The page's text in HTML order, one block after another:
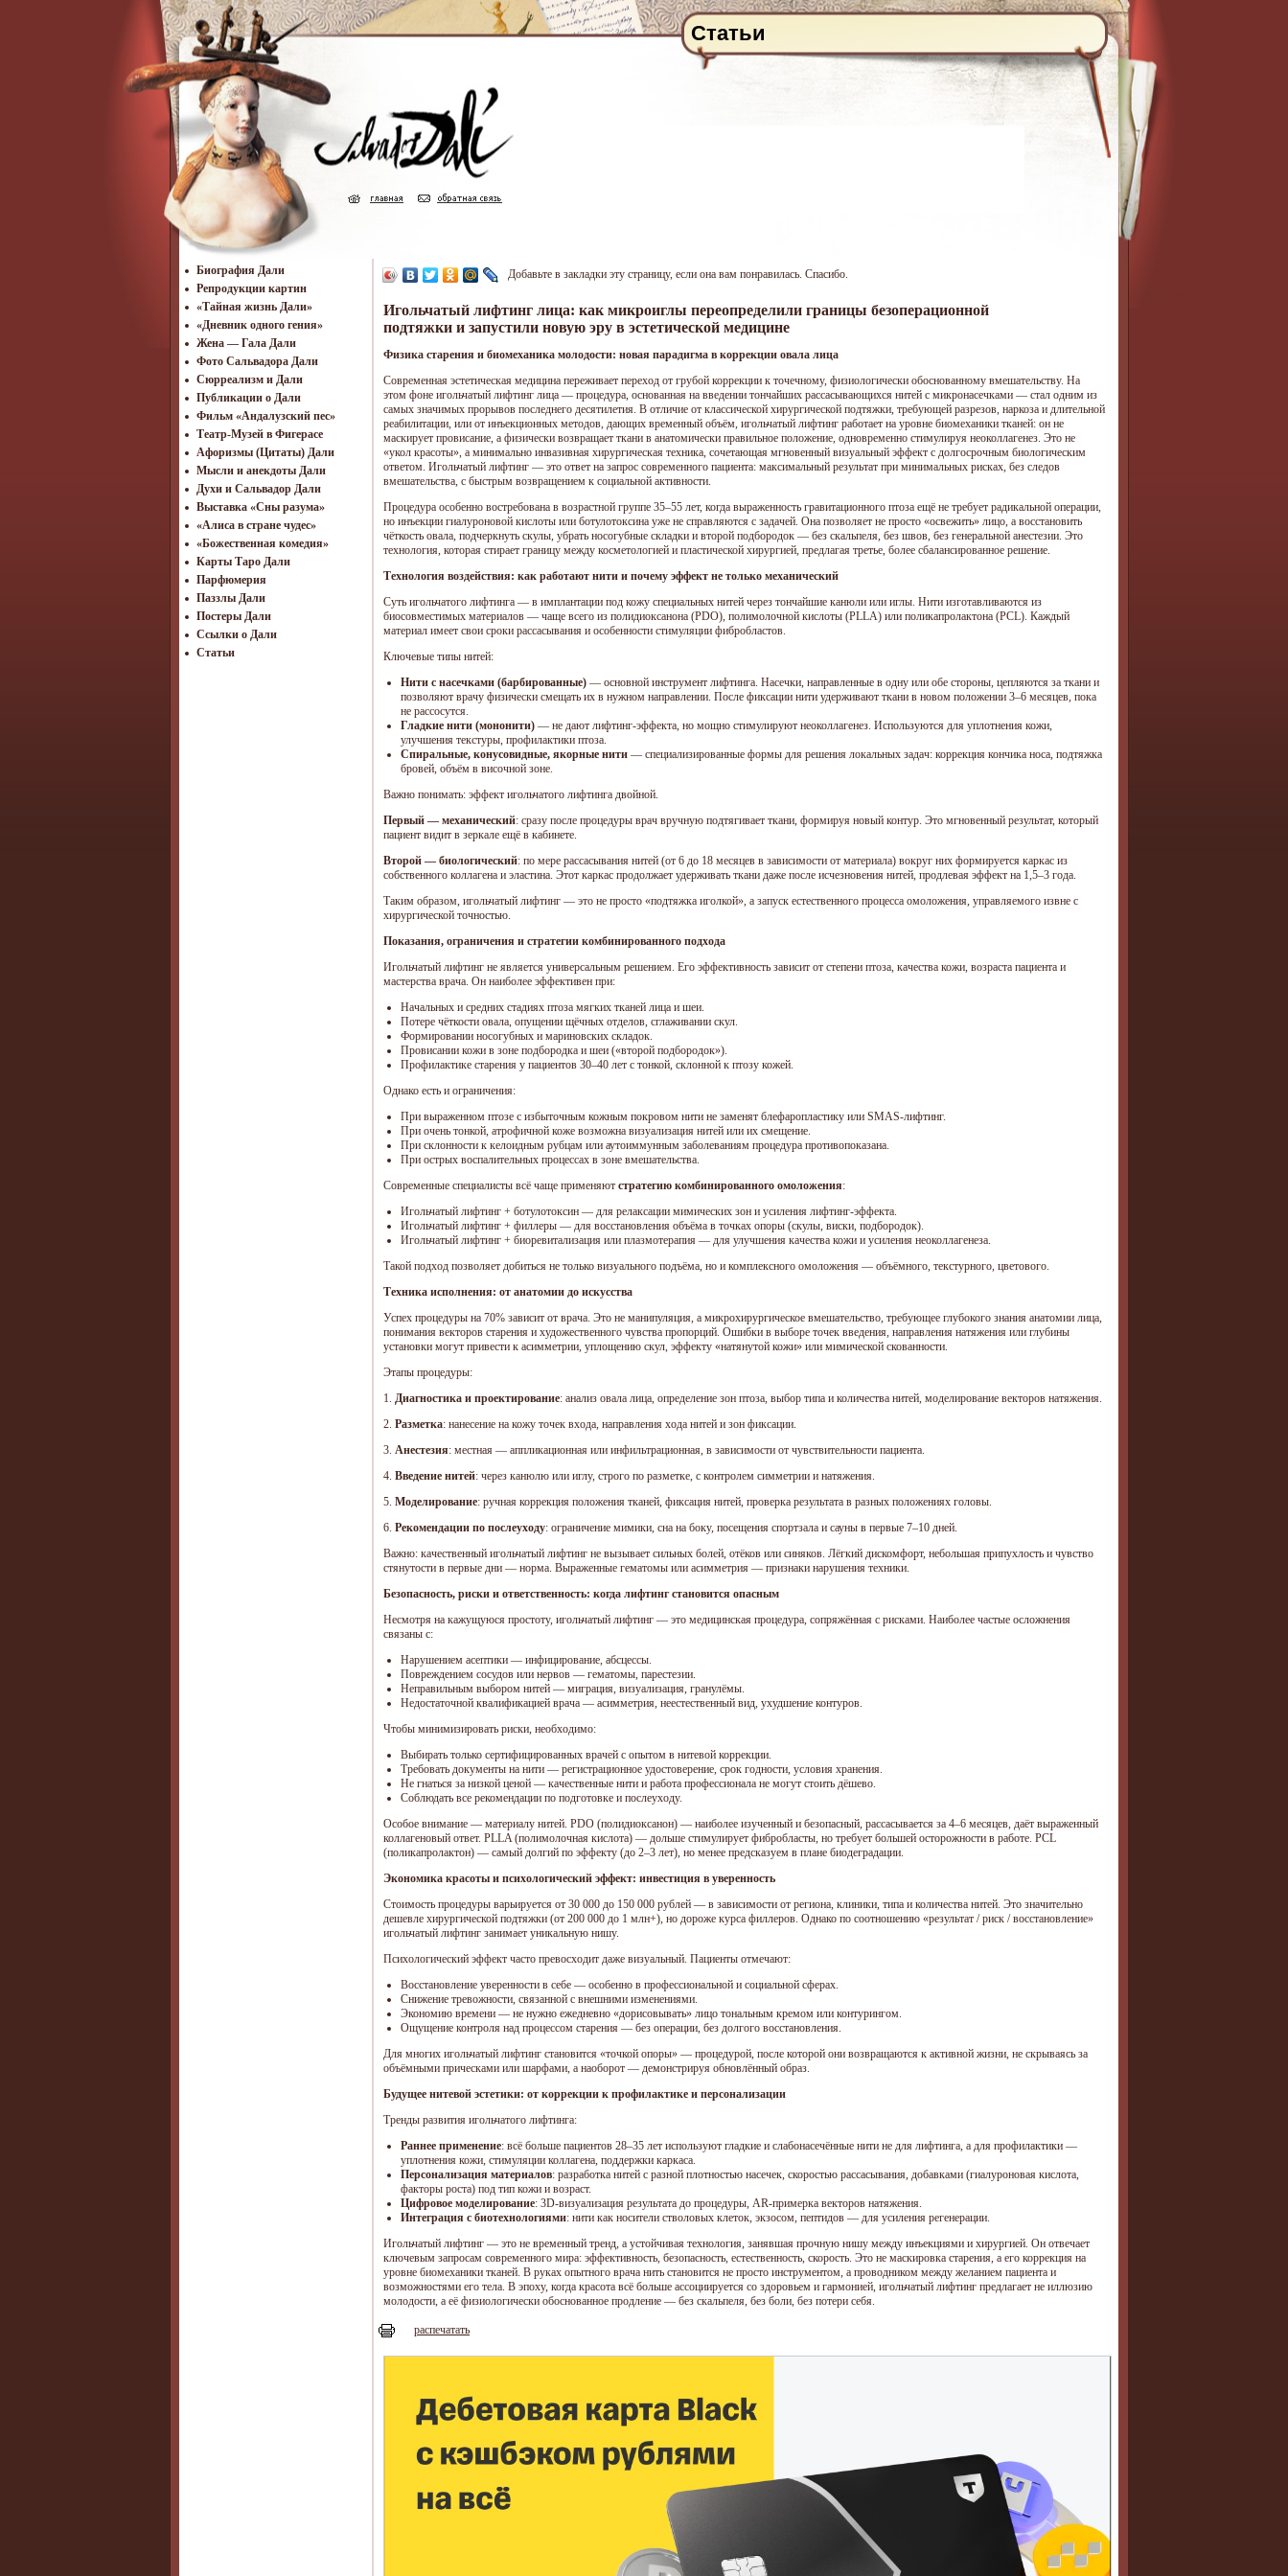
Статьи
Биография Дали
Репродукции картин
«Тайная жизнь Дали»
«Дневник одного гения»
Жена — Гала Дали
Фото Сальвадора Дали
Cюрреализм и Дали
Публикации о Дали
Фильм «Андалузский пес»
Театр-Музей в Фигерасе
Афоризмы (Цитаты) Дали
Мысли и анекдоты Дали
Духи и Сальвадор Дали
Выставка «Сны разума»
«Алиса в стране чудес»
«Божественная комедия»
Карты Таро Дали
Парфюмерия
Паззлы Дали
Постеры Дали
Ссылки о Дали
Статьи
Добавьте в закладки эту страницу, если она вам понравилась. Спасибо.
Игольчатый лифтинг лица: как микроиглы переопределили границы безоперационной
подтяжки и запустили новую эру в эстетической медицине
Физика старения и биомеханика молодости: новая парадигма в коррекции овала лица
Современная эстетическая медицина переживает переход от грубой коррекции к точечному, физиологически обоснованному вмешательству. На
этом фоне игольчатый лифтинг лица — процедура, основанная на введении тончайших рассасывающихся нитей с микронасечками — стал одним из
самых значимых прорывов последнего десятилетия. В отличие от классической хирургической подтяжки, требующей разрезов, наркоза и длительной
реабилитации, или от инъекционных методов, дающих временный объём, игольчатый лифтинг работает на уровне биомеханики тканей: он не
маскирует провисание, а физически возвращает ткани в анатомически правильное положение, одновременно стимулируя неоколлагенез. Это не
«укол красоты», а минимально инвазивная хирургическая техника, сочетающая мгновенный визуальный эффект с долгосрочным биологическим
ответом. Игольчатый лифтинг — это ответ на запрос современного пациента: максимальный результат при минимальных рисках, без следов
вмешательства, с быстрым возвращением к социальной активности.
Процедура особенно востребована в возрастной группе 35–55 лет, когда выраженность гравитационного птоза ещё не требует радикальной операции,
но инъекции гиалуроновой кислоты или ботулотоксина уже не справляются с задачей. Она позволяет не просто «освежить» лицо, а восстановить
чёткость овала, подчеркнуть скулы, убрать носогубные складки и второй подбородок — без скальпеля, без швов, без генеральной анестезии. Это
технология, которая стирает границу между косметологией и пластической хирургией, предлагая третье, более сбалансированное решение.
Технология воздействия: как работают нити и почему эффект не только механический
Суть игольчатого лифтинга — в имплантации под кожу специальных нитей через тончайшие канюли или иглы. Нити изготавливаются из
биосовместимых материалов — чаще всего из полидиоксанона (PDO), полимолочной кислоты (PLLA) или поликапролактона (PCL). Каждый
материал имеет свои сроки рассасывания и особенности стимуляции фибробластов.
Ключевые типы нитей:
Нити с насечками (барбированные) — основной инструмент лифтинга. Насечки, направленные в одну или обе стороны, цепляются за ткани и
позволяют врачу физически смещать их в нужном направлении. После фиксации нити удерживают ткани в новом положении 3–6 месяцев, пока
не рассосутся.
Гладкие нити (мононити) — не дают лифтинг-эффекта, но мощно стимулируют неоколлагенез. Используются для уплотнения кожи,
улучшения текстуры, профилактики птоза.
Спиральные, конусовидные, якорные нити — специализированные формы для решения локальных задач: коррекция кончика носа, подтяжка
бровей, объём в височной зоне.
Важно понимать: эффект игольчатого лифтинга двойной.
Первый — механический: сразу после процедуры врач вручную подтягивает ткани, формируя новый контур. Это мгновенный результат, который
пациент видит в зеркале ещё в кабинете.
Второй — биологический: по мере рассасывания нитей (от 6 до 18 месяцев в зависимости от материала) вокруг них формируется каркас из
собственного коллагена и эластина. Этот каркас продолжает удерживать ткани даже после исчезновения нитей, продлевая эффект на 1,5–3 года.
Таким образом, игольчатый лифтинг — это не просто «подтяжка иголкой», а запуск естественного процесса омоложения, управляемого извне с
хирургической точностью.
Показания, ограничения и стратегии комбинированного подхода
Игольчатый лифтинг не является универсальным решением. Его эффективность зависит от степени птоза, качества кожи, возраста пациента и
мастерства врача. Он наиболее эффективен при:
Начальных и средних стадиях птоза мягких тканей лица и шеи.
Потере чёткости овала, опущении щёчных отделов, сглаживании скул.
Формировании носогубных и мариновских складок.
Провисании кожи в зоне подбородка и шеи («второй подбородок»).
Профилактике старения у пациентов 30–40 лет с тонкой, склонной к птозу кожей.
Однако есть и ограничения:
При выраженном птозе с избыточным кожным покровом нити не заменят блефаропластику или SMAS-лифтинг.
При очень тонкой, атрофичной коже возможна визуализация нитей или их смещение.
При склонности к келоидным рубцам или аутоиммунным заболеваниям процедура противопоказана.
При острых воспалительных процессах в зоне вмешательства.
Современные специалисты всё чаще применяют стратегию комбинированного омоложения:
Игольчатый лифтинг + ботулотоксин — для релаксации мимических зон и усиления лифтинг-эффекта.
Игольчатый лифтинг + филлеры — для восстановления объёма в точках опоры (скулы, виски, подбородок).
Игольчатый лифтинг + биоревитализация или плазмотерапия — для улучшения качества кожи и усиления неоколлагенеза.
Такой подход позволяет добиться не только визуального подъёма, но и комплексного омоложения — объёмного, текстурного, цветового.
Техника исполнения: от анатомии до искусства
Успех процедуры на 70% зависит от врача. Это не манипуляция, а микрохирургическое вмешательство, требующее глубокого знания анатомии лица,
понимания векторов старения и художественного чувства пропорций. Ошибки в выборе точек введения, направления натяжения или глубины
установки могут привести к асимметрии, уплощению скул, эффекту «натянутой кожи» или мимической скованности.
Этапы процедуры:
1. Диагностика и проектирование: анализ овала лица, определение зон птоза, выбор типа и количества нитей, моделирование векторов натяжения.
2. Разметка: нанесение на кожу точек входа, направления хода нитей и зон фиксации.
3. Анестезия: местная — аппликационная или инфильтрационная, в зависимости от чувствительности пациента.
4. Введение нитей: через канюлю или иглу, строго по разметке, с контролем симметрии и натяжения.
5. Моделирование: ручная коррекция положения тканей, фиксация нитей, проверка результата в разных положениях головы.
6. Рекомендации по послеуходу: ограничение мимики, сна на боку, посещения спортзала и сауны в первые 7–10 дней.
Важно: качественный игольчатый лифтинг не вызывает сильных болей, отёков или синяков. Лёгкий дискомфорт, небольшая припухлость и чувство
стянутости в первые дни — норма. Выраженные гематомы или асимметрия — признаки нарушения техники.
Безопасность, риски и ответственность: когда лифтинг становится опасным
Несмотря на кажущуюся простоту, игольчатый лифтинг — это медицинская процедура, сопряжённая с рисками. Наиболее частые осложнения
связаны с:
Нарушением асептики — инфицирование, абсцессы.
Повреждением сосудов или нервов — гематомы, парестезии.
Неправильным выбором нитей — миграция, визуализация, гранулёмы.
Недостаточной квалификацией врача — асимметрия, неестественный вид, ухудшение контуров.
Чтобы минимизировать риски, необходимо:
Выбирать только сертифицированных врачей с опытом в нитевой коррекции.
Требовать документы на нити — регистрационное удостоверение, срок годности, условия хранения.
Не гнаться за низкой ценой — качественные нити и работа профессионала не могут стоить дёшево.
Соблюдать все рекомендации по подготовке и послеуходу.
Особое внимание — материалу нитей. PDO (полидиоксанон) — наиболее изученный и безопасный, рассасывается за 4–6 месяцев, даёт выраженный
коллагеновый ответ. PLLA (полимолочная кислота) — дольше стимулирует фибробласты, но требует большей осторожности в работе. PCL
(поликапролактон) — самый долгий по эффекту (до 2–3 лет), но менее предсказуем в плане биодеградации.
Экономика красоты и психологический эффект: инвестиция в уверенность
Стоимость процедуры варьируется от 30 000 до 150 000 рублей — в зависимости от региона, клиники, типа и количества нитей. Это значительно
дешевле хирургической подтяжки (от 200 000 до 1 млн+), но дороже курса филлеров. Однако по соотношению «результат / риск / восстановление»
игольчатый лифтинг занимает уникальную нишу.
Психологический эффект часто превосходит даже визуальный. Пациенты отмечают:
Восстановление уверенности в себе — особенно в профессиональной и социальной сферах.
Снижение тревожности, связанной с внешними изменениями.
Экономию времени — не нужно ежедневно «дорисовывать» лицо тональным кремом или контурингом.
Ощущение контроля над процессом старения — без операции, без долгого восстановления.
Для многих игольчатый лифтинг становится «точкой опоры» — процедурой, после которой они возвращаются к активной жизни, не скрываясь за
объёмными прическами или шарфами, а наоборот — демонстрируя обновлённый образ.
Будущее нитевой эстетики: от коррекции к профилактике и персонализации
Тренды развития игольчатого лифтинга:
Раннее применение: всё больше пациентов 28–35 лет используют гладкие и слабонасечённые нити не для лифтинга, а для профилактики —
уплотнения кожи, стимуляции коллагена, поддержки каркаса.
Персонализация материалов: разработка нитей с разной плотностью насечек, скоростью рассасывания, добавками (гиалуроновая кислота,
факторы роста) под тип кожи и возраст.
Цифровое моделирование: 3D-визуализация результата до процедуры, AR-примерка векторов натяжения.
Интеграция с биотехнологиями: нити как носители стволовых клеток, экзосом, пептидов — для усиления регенерации.
Игольчатый лифтинг — это не временный тренд, а устойчивая технология, занявшая прочную нишу между инъекциями и хирургией. Он отвечает
ключевым запросам современного мира: эффективность, безопасность, естественность, скорость. Это не маскировка старения, а его коррекция на
уровне биомеханики тканей. В руках опытного врача нить становится не просто инструментом, а проводником между желанием пациента и
возможностями его тела. В эпоху, когда красота всё больше ассоциируется со здоровьем и гармонией, игольчатый лифтинг предлагает не иллюзию
молодости, а её физиологически обоснованное продление — без скальпеля, без боли, без потери себя.
распечатать